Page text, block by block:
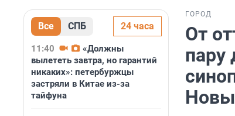
Все СПБ 24 часа
11:40
«Должны
вылететь завтра, но гарантий
никаких»: петербуржцы
застряли в Китае из-за
тайфуна
ГОРОД
От
пару